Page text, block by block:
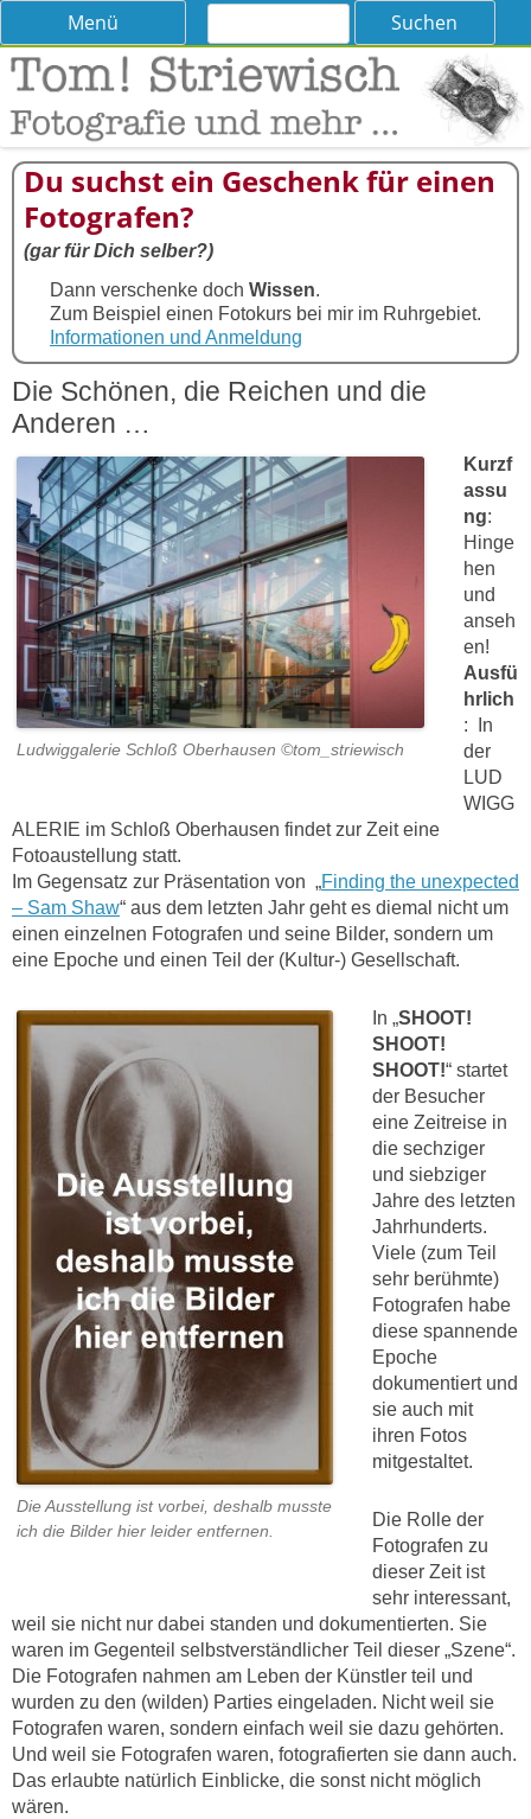
Tom! Striewisch – Fotografieren
lernen
Tipps und Tricks und Meinungen zur Fotografie
Menü
Skip
content
Suchen
Du suchst ein Geschenk für einen
Fotografen?
(gar für Dich selber?)
Dann verschenke doch Wissen.
Zum Beispiel einen Fotokurs bei mir im Ruhrgebiet.
Informationen und Anmeldung
Die Schönen, die Reichen und die
Anderen …
Ludwiggalerie Schloß Oberhausen ©tom_striewisch
Kurzf
assu
ng:
Hinge
hen
und
anseh
en!
Ausfü
hrlich
: In
der
LUD
WIGG
ALERIE im Schloß Oberhausen findet zur Zeit eine
Fotoaustellung statt.
Im Gegensatz zur Präsentation von „Finding the unexpected
– Sam Shaw“ aus dem letzten Jahr geht es diemal nicht um
einen einzelnen Fotografen und seine Bilder, sondern um
eine Epoche und einen Teil der (Kultur-) Gesellschaft.
Die Ausstellung ist vorbei, deshalb musste
ich die Bilder hier leider entfernen.
In „SHOOT!
SHOOT!
SHOOT!“ startet
der Besucher
eine Zeitreise in
die sechziger
und siebziger
Jahre des letzten
Jahrhunderts.
Viele (zum Teil
sehr berühmte)
Fotografen habe
diese spannende
Epoche
dokumentiert und
sie auch mit
ihren Fotos
mitgestaltet.
Die Rolle der
Fotografen zu
dieser Zeit ist
sehr interessant,
weil sie nicht nur dabei standen und dokumentierten. Sie
waren im Gegenteil selbstverständlicher Teil dieser „Szene“.
Die Fotografen nahmen am Leben der Künstler teil und
wurden zu den (wilden) Parties eingeladen. Nicht weil sie
Fotografen waren, sondern einfach weil sie dazu gehörten.
Und weil sie Fotografen waren, fotografierten sie dann auch.
Das erlaubte natürlich Einblicke, die sonst nicht möglich
wären.